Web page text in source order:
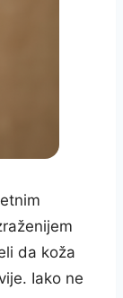
da koža
Iako ne